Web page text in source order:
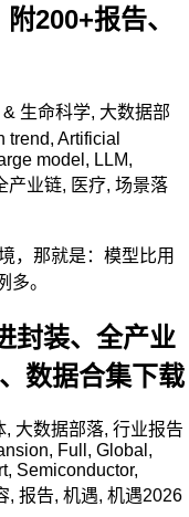
200+报告、
& 生命科学, 大数据部
trend, Artificial
model , LLM,
产业链, 医疗, 场景落
，那就是：模型比用
多。
封装、全产业
数据合集下载
, 大数据部落, 行业报告
, Full , Global ,
, Semiconductor,
, 报告, 机遇, 机遇2026